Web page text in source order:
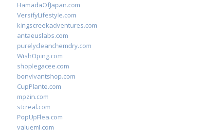
HamadaOfJapan.com
VersifyLifestyle.com
kingscreekadventures.com
antaeuslabs.com
purelycleanchemdry.com
WishOping.com
shoplegacee.com
bonvivantshop.com
CupPlante.com
mpzin.com
stcreal.com
PopUpFlea.com
valueml.com